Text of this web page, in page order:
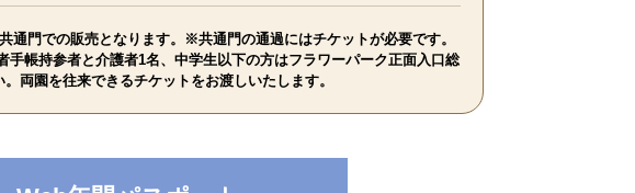
通門での販売となります。※共通門の通過にはチケットが必要です。
帳持参者と介護者1名、中学生以下の方はフラワーパーク正面入口総
両園を往来できるチケットをお渡しいたします。